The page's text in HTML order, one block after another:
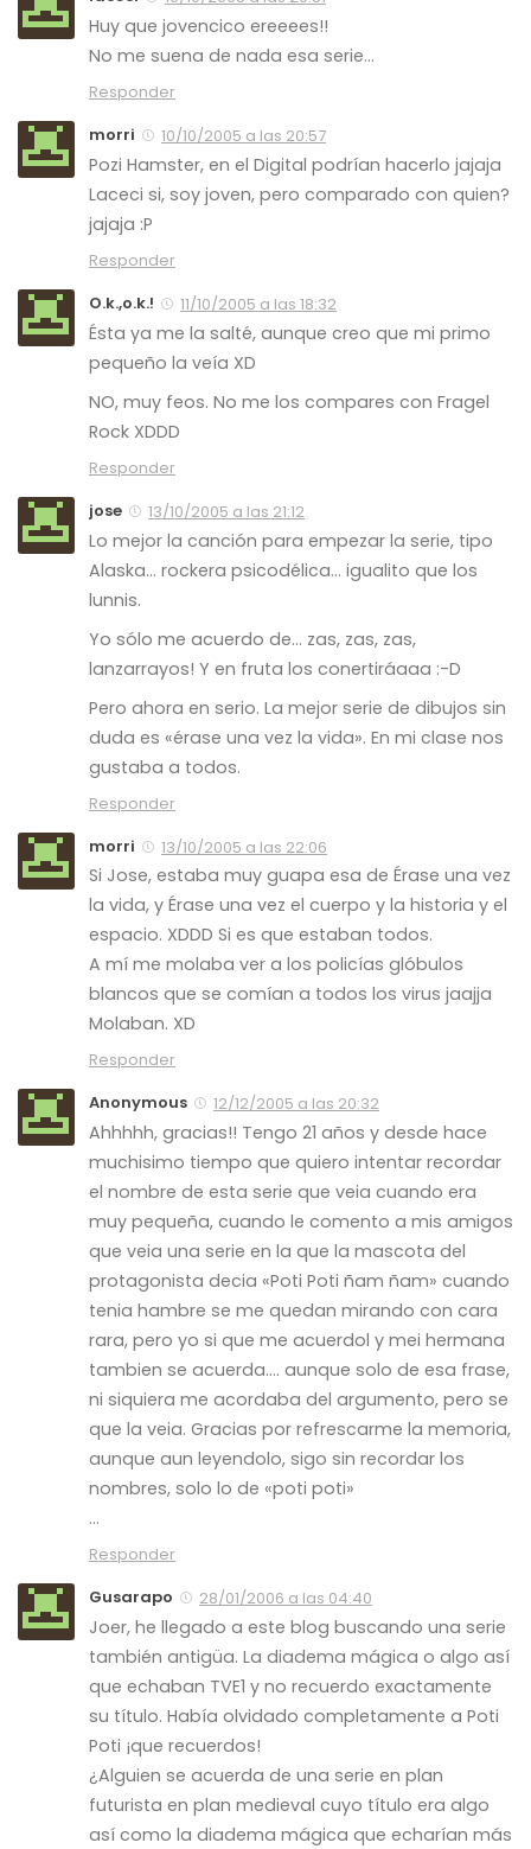
Huy que jovencico ereeees!!
No me suena de nada esa serie…
Responder
morri
10/10/2005 a las 20:57
Pozi Hamster, en el Digital podrían hacerlo jajaja
Laceci si, soy joven, pero comparado con quien?
jajaja :P
Responder
O.k.,o.k.!
11/10/2005 a las 18:32
Ésta ya me la salté, aunque creo que mi primo
pequeño la veía XD
NO, muy feos. No me los compares con Fragel
Rock XDDD
Responder
jose
13/10/2005 a las 21:12
Lo mejor la canción para empezar la serie, tipo
Alaska… rockera psicodélica… igualito que los
lunnis.
Yo sólo me acuerdo de… zas, zas, zas,
lanzarrayos! Y en fruta los conertiráaaa :-D
Pero ahora en serio. La mejor serie de dibujos sin
duda es «érase una vez la vida». En mi clase nos
gustaba a todos.
Responder
morri
13/10/2005 a las 22:06
Si Jose, estaba muy guapa esa de Érase una vez
la vida, y Érase una vez el cuerpo y la historia y el
espacio. XDDD Si es que estaban todos.
A mí me molaba ver a los policías glóbulos
blancos que se comían a todos los virus jaajja
Molaban. XD
Responder
Anonymous
12/12/2005 a las 20:32
Ahhhhh, gracias!! Tengo 21 años y desde hace
muchisimo tiempo que quiero intentar recordar
el nombre de esta serie que veia cuando era
muy pequeña, cuando le comento a mis amigos
que veia una serie en la que la mascota del
protagonista decia «Poti Poti ñam ñam» cuando
tenia hambre se me quedan mirando con cara
rara, pero yo si que me acuerdol y mei hermana
tambien se acuerda…. aunque solo de esa frase,
ni siquiera me acordaba del argumento, pero se
que la veia. Gracias por refrescarme la memoria,
aunque aun leyendolo, sigo sin recordar los
nombres, solo lo de «poti poti»
…
Responder
Gusarapo
28/01/2006 a las 04:40
Joer, he llegado a este blog buscando una serie
también antigüa. La diadema mágica o algo así
que echaban TVE1 y no recuerdo exactamente
su título. Había olvidado completamente a Poti
Poti ¡que recuerdos!
¿Alguien se acuerda de una serie en plan
futurista en plan medieval cuyo título era algo
así como la diadema mágica que echarían más